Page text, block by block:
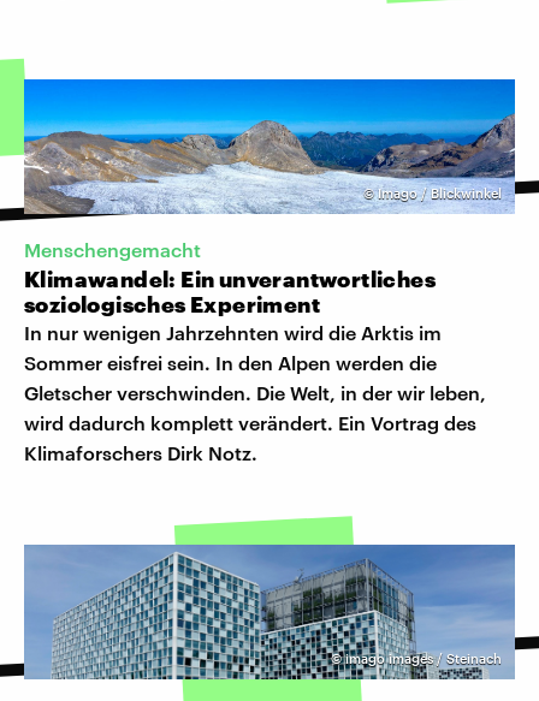
©Imago / Blickwinkel
Menschengemacht
Klimawandel: Ein unverantwortliches
soziologisches Experiment
In nur wenigen Jahrzehnten wird die Arktis im
Sommer eisfrei sein. In den Alpen werden die
Gletscher verschwinden. Die Welt, in der wir leben,
wird dadurch komplett verändert. Ein Vortrag des
Klimaforschers Dirk Notz.
©imago images / Steinach